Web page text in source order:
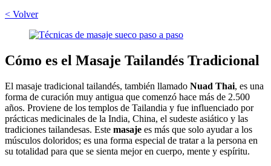
< Volver
Cómo es el Masaje Tailandés Tradicional
El masaje tradicional tailandés, también llamado Nuad Thai, es una
forma de curación muy antigua que comenzó hace más de 2.500
años. Proviene de los templos de Tailandia y fue influenciado por
prácticas medicinales de la India, China, el sudeste asiático y las
tradiciones tailandesas. Este masaje es más que solo ayudar a los
músculos doloridos; es una forma especial de tratar a la persona en
su totalidad para que se sienta mejor en cuerpo, mente y espíritu.